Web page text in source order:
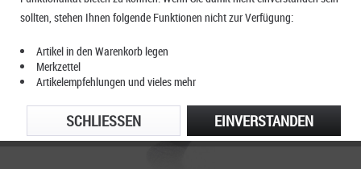
sollten, stehen Ihnen folgende Funktionen nicht zur Verfügung:
Artikel in den Warenkorb legen
Merkzettel
Artikelempfehlungen und vieles mehr
EINVERSTANDEN
SCHLIESSEN